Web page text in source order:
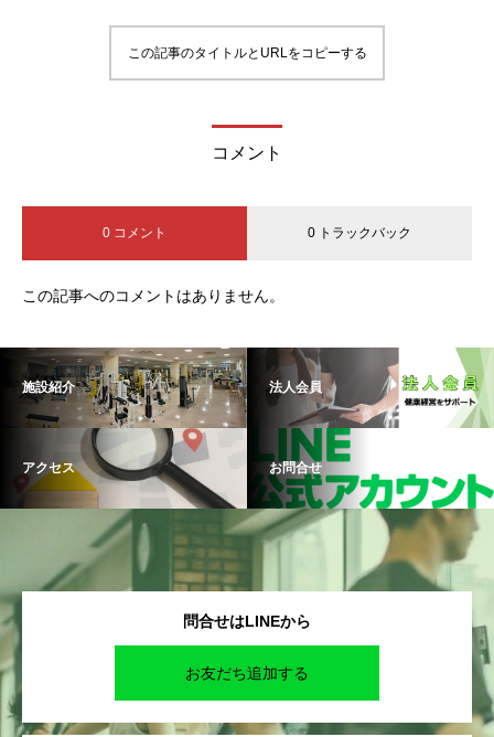
この記事のタイトルとURLをコピーする
コメント
0 コメント 0 トラックバック
この記事へのコメントはありません。
施設紹介 法人会員
アクセス お問合せ
問合せはLINEから
お友だち追加する